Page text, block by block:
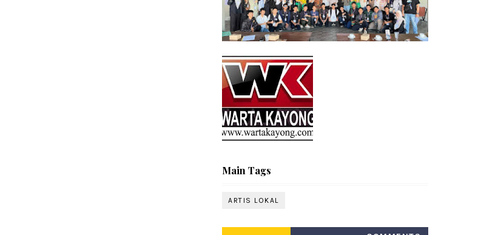
Main Tags
ARTIS LOKAL